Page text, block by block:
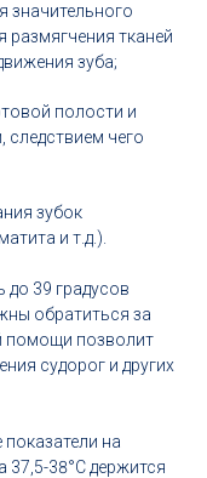
значительного
размягчения тканей
зуба;
полости и
чего
зубок
и т.д.).
до 39 градусов
обратиться за
помощи позволит
судорог и других
на
37,5-38°С держится